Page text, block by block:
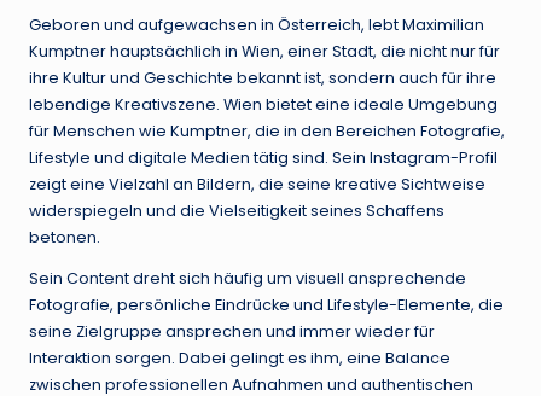
Geboren und aufgewachsen in Österreich, lebt Maximilian
Kumptner hauptsächlich in Wien, einer Stadt, die nicht nur für
ihre Kultur und Geschichte bekannt ist, sondern auch für ihre
lebendige Kreativszene. Wien bietet eine ideale Umgebung
für Menschen wie Kumptner, die in den Bereichen Fotografie,
Lifestyle und digitale Medien tätig sind. Sein Instagram-Profil
zeigt eine Vielzahl an Bildern, die seine kreative Sichtweise
widerspiegeln und die Vielseitigkeit seines Schaffens
betonen.
Sein Content dreht sich häufig um visuell ansprechende
Fotografie, persönliche Eindrücke und Lifestyle-Elemente, die
seine Zielgruppe ansprechen und immer wieder für
Interaktion sorgen. Dabei gelingt es ihm, eine Balance
zwischen professionellen Aufnahmen und authentischen